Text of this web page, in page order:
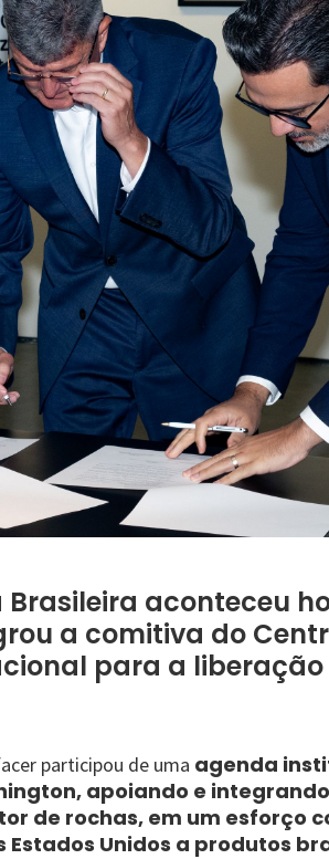
aconteceu
a comitiva do
para a liberação
participou de uma agenda
apoiando e
de rochas, em um esforço
Unidos a produtos